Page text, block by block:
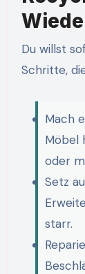
Du willst
Schritte,
Mach
Möbel
oder
Setz
starr.